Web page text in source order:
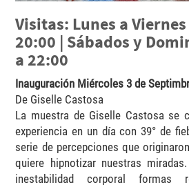
Visitas: Lunes a
20:00 | Sábados y
a 22:00
Inauguración Miércoles 3 de
De Giselle Castosa
La muestra de Giselle Castosa se
experiencia en un día con 39° de
serie de percepciones que
quiere hipnotizar nuestras
inestabilidad corporal formas